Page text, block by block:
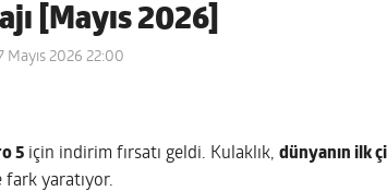
[Mayıs 2026]
Mayıs 2026 22:00
5 için indirim fırsatı geldi. Kulaklık, dünyanın ilk
fark yaratıyor.